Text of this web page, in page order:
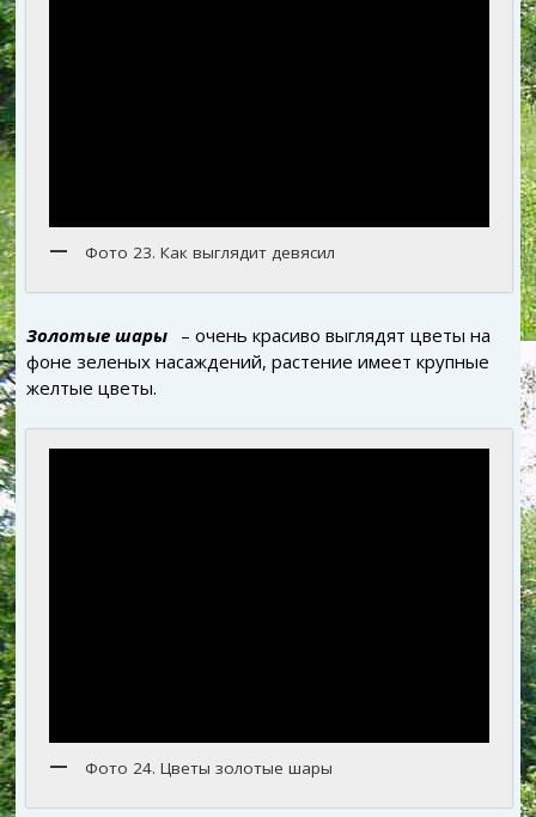
Фото 23. Как выглядит девясил
Золотые шары
– очень красиво выглядят цветы на
фоне зеленых насаждений, растение имеет крупные
желтые цветы.
Фото 24. Цветы золотые шары